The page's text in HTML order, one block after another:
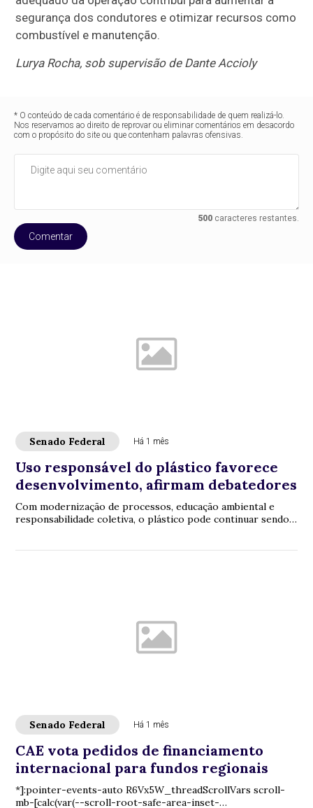
segurança dos condutores e otimizar recursos como
combustível e manutenção.
Lurya Rocha, sob supervisão de Dante Accioly
* O conteúdo de cada comentário é de responsabilidade de quem realizá-lo.
Nos reservamos ao direito de reprovar ou eliminar comentários em desacordo
com o propósito do site ou que contenham palavras ofensivas.
500caracteres restantes.
Comentar
Senado Federal Há 1 mês
Uso responsável do plástico favorece
desenvolvimento, afirmam debatedores
Com modernização de processos, educação ambiental e
responsabilidade coletiva, o plástico pode continuar sendo
Senado Federal Há 1 mês
CAE vota pedidos de financiamento
internacional para fundos regionais
*]:pointer-events-auto R6Vx5W_threadScrollVars scroll-
mb-[calc(var(--scroll-root-safe-area-inset-